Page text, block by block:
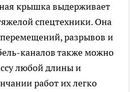
крышка выдерживает
спецтехники. Она
разрывов и
каналов также можно
любой длины и
работ их легко